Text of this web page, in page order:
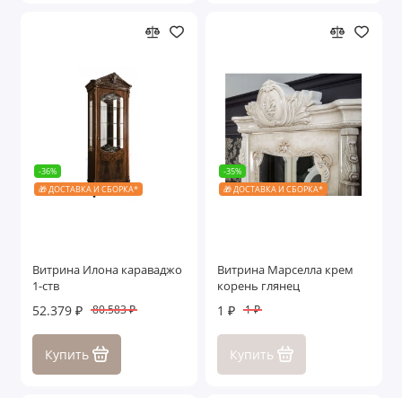
-36%
🎁 ДОСТАВКА И СБОРКА*
Витрина Илона караваджо
1-ств
52.379 ₽ 80.583 ₽
Купить
-35%
🎁 ДОСТАВКА И СБОРКА*
Витрина Марселла крем
корень глянец
1 ₽ 1 ₽
Купить